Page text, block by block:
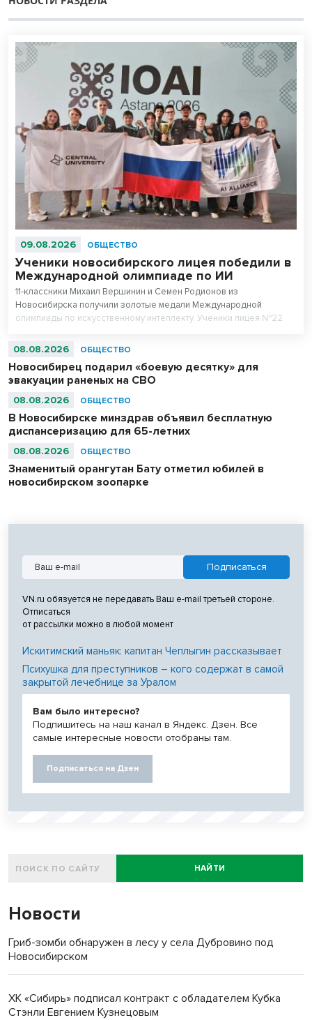
09.08.2026 ОБЩЕСТВО
Ученики новосибирского лицея победили в
Международной олимпиаде по ИИ
11-классники Михаил Вершинин и Семен Родионов из
Новосибирска получили золотые медали Международной
олимпиады по искусственному интеллекту. Ученики лицея №22
абсолютными чемпионами соревнований.
08.08.2026 ОБЩЕСТВО
Новосибирец подарил «боевую десятку» для
эвакуации раненых на СВО
08.08.2026 ОБЩЕСТВО
В Новосибирске минздрав объявил бесплатную
диспансеризацию для 65-летних
08.08.2026 ОБЩЕСТВО
Знаменитый орангутан Бату отметил юбилей в
новосибирском зоопарке
VN.ru обязуется не передавать Ваш e-mail третьей стороне.
Отписаться
от рассылки можно в любой момент
Искитимский маньяк: капитан Чеплыгин рассказывает
Психушка для преступников – кого содержат в самой
закрытой лечебнице за Уралом
Вам было интересно?
Подпишитесь на наш канал в Яндекс. Дзен. Все
самые интересные новости отобраны там.
Подписаться на Дзен
НАЙТИ
Новости
Гриб-зомби обнаружен в лесу у села Дубровино под
Новосибирском
ХК «Сибирь» подписал контракт с обладателем Кубка
Стэнли Евгением Кузнецовым